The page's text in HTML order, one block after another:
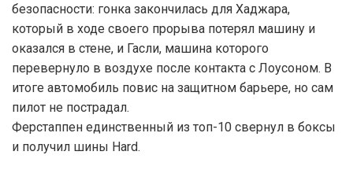
безопасности: гонка закончилась для Хаджара,
который в ходе своего прорыва потерял машину и
оказался в стене, и Гасли, машина которого
перевернуло в воздухе после контакта с Лоусоном. В
итоге автомобиль повис на защитном барьере, но сам
пилот не пострадал.
Ферстаппен единственный из топ-10 свернул в боксы
и получил шины Hard.